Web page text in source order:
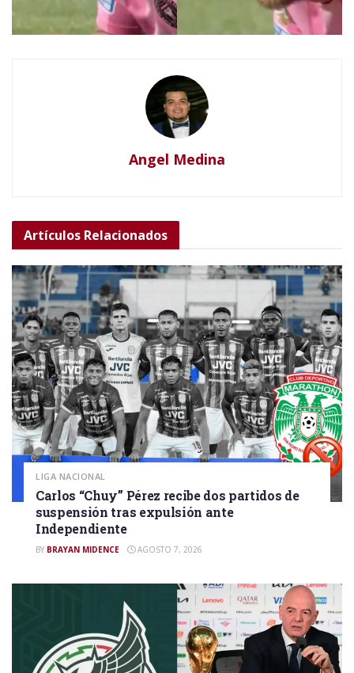
Angel Medina
Artículos Relacionados
LIGA NACIONAL
Carlos “Chuy” Pérez recibe dos partidos de
suspensión tras expulsión ante
Independiente
BY BRAYAN MIDENCE AGOSTO 7, 2026